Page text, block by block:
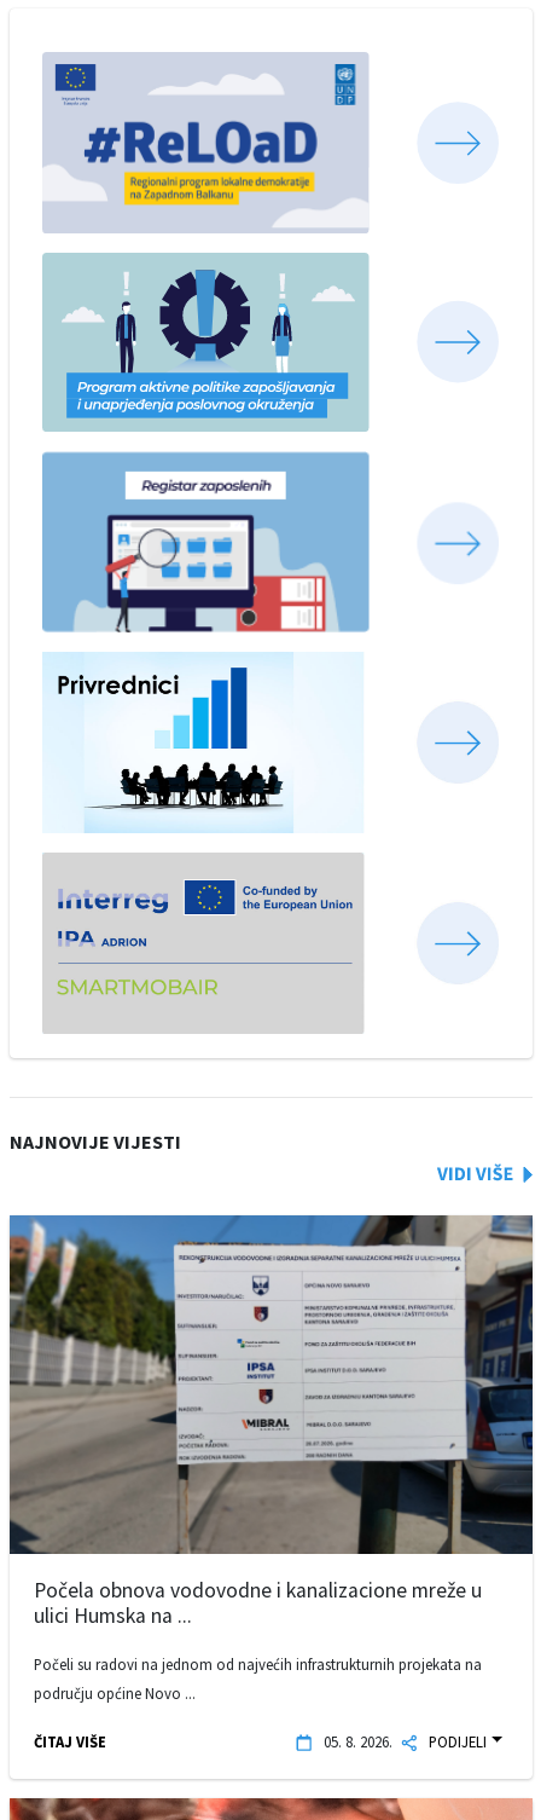
NAJNOVIJE VIJESTI
Počela obnova vodovodne i kanalizacione mreže u
ulici Humska na ...
Počeli su radovi na jednom od najvećih infrastrukturnih projekata na
području općine Novo ...
ČITAJ VIŠE 05. 8. 2026. PODIJELI